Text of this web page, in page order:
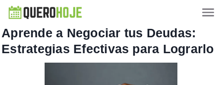
Aprende a Negociar tus Deudas:
Estrategias Efectivas para Lograrlo